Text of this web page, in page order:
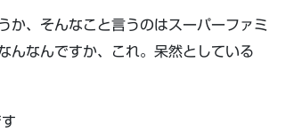
か、そんなこと言うのはスーパーファミ
んなんですか、これ。呆然としている